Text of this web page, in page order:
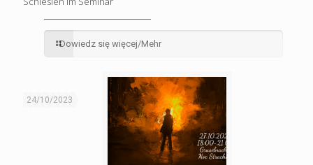
Dowiedz się więcej/Mehr
24/10/2023